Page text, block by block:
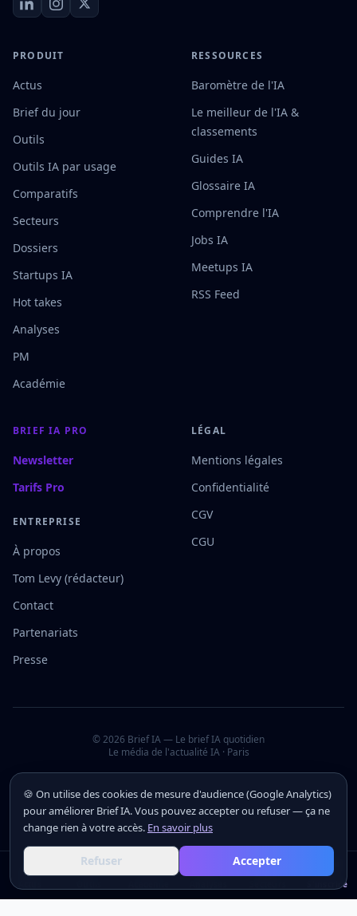
🍪 On utilise des cookies de mesure d'audience (Google Analytics)
pour améliorer Brief IA. Vous pouvez accepter ou refuser — ça ne
change rien à votre accès. En savoir plus
Refuser Accepter
PRODUIT
Actus
Brief du jour
Outils
Outils IA par usage
Comparatifs
Secteurs
Dossiers
Startups IA
Hot takes
Analyses
PM
Académie
RESSOURCES
Baromètre de l'IA
Le meilleur de l'IA &
classements
Guides IA
Glossaire IA
Comprendre l'IA
Jobs IA
Meetups IA
RSS Feed
BRIEF IA PRO
Newsletter
Tarifs Pro
ENTREPRISE
À propos
Tom Levy (rédacteur)
Contact
Partenariats
Presse
LÉGAL
Mentions légales
Confidentialité
CGV
CGU
©2026 Brief IA — Le brief IA quotidien
Le média de l'actualité IA · Paris
S'inscrire
S'inscrire